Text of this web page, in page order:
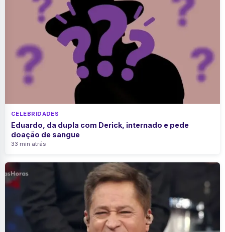
CELEBRIDADES
Eduardo, da dupla com Derick, internado e pede
doação de sangue
33 min atrás